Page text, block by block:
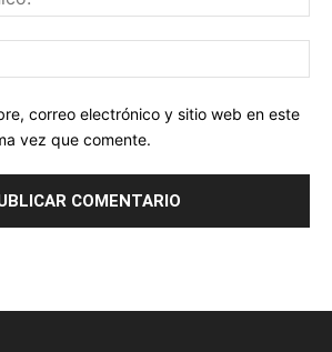
correo electrónico y sitio web en este
vez que comente.